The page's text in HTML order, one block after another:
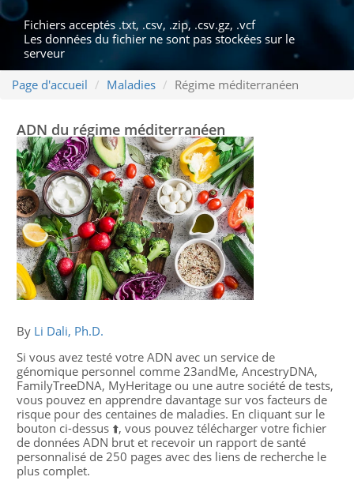
Fichiers acceptés .txt, .csv, .zip, .csv.gz, .vcf
Les données du fichier ne sont pas stockées sur le
serveur
Page d'accueil
Maladies Régime méditerranéen
ADN du régime méditerranéen
By Li Dali, Ph.D.
Si vous avez testé votre ADN avec un service de
génomique personnel comme 23andMe, AncestryDNA,
FamilyTreeDNA, MyHeritage ou une autre société de tests,
vous pouvez en apprendre davantage sur vos facteurs de
risque pour des centaines de maladies. En cliquant sur le
bouton ci-dessus ⬆️, vous pouvez télécharger votre fichier
de données ADN brut et recevoir un rapport de santé
personnalisé de 250 pages avec des liens de recherche le
plus complet.